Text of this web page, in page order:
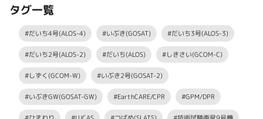
タグ一覧
#だいち4号(ALOS-4) #いぶき(GOSAT) #だいち3号(ALOS-3)
#だいち2号(ALOS-2) #だいち(ALOS) #しきさい(GCOM-C)
#しずく(GCOM-W) #いぶき2号(GOSAT-2)
#いぶきGW(GOSAT-GW) #EarthCARE/CPR #GPM/DPR